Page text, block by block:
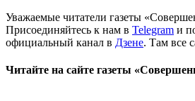
Уважаемые читатели газеты
Присоединяйтесь к нам в Telegram и
официальный канал в Дзене. Там все
Читайте на сайте газеты